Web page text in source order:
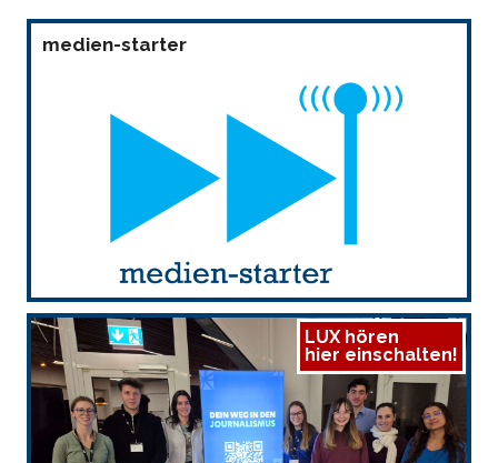
medien-starter
LUX hören
hier einschalten!